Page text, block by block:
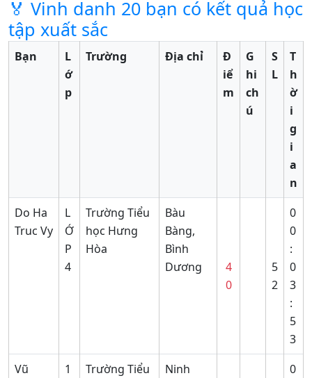
🏅 Vinh danh 20 bạn có kết quả học
tập xuất sắc
Bạn
L
ớ
p
Trường Địa chỉ
Đ
iể
m
G
hi
ch
ú
S
L
T
h
ờ
i
g
i
a
n
Do Ha
Truc Vy
L
Ớ
P
4
Trường Tiểu
học Hưng
Hòa
Bàu
Bàng,
Bình
Dương
4
0
5
2
0
0
:
0
3
:
5
3
Vũ
1
Trường Tiểu
Ninh
0